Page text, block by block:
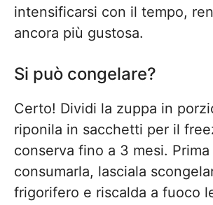
intensificarsi con il tempo,
ancora più gustosa.
Si può congelare?
Certo! Dividi la zuppa in
riponila in sacchetti per il
conserva fino a 3 mesi. Prima
consumarla, lasciala
frigorifero e riscalda a fuoco